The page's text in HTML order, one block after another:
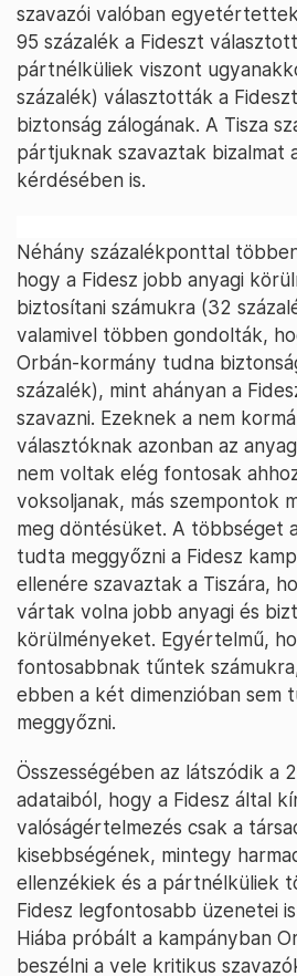
szavazói valóban
95 százalék a Fideszt
pártnélküliek viszont
százalék) választották a
biztonság zálogának. A Tisza
pártjuknak szavaztak bizalmat
kérdésében is.
Néhány százalékponttal
hogy a Fidesz jobb anyagi
biztosítani számukra (32
valamivel többen gondolták,
Orbán-kormány tudna
százalék), mint ahányan a
szavazni. Ezeknek a nem
választóknak azonban az
nem voltak elég fontosak
voksoljanak, más szempontok
meg döntésüket. A többséget
tudta meggyőzni a Fidesz
ellenére szavaztak a Tiszára,
vártak volna jobb anyagi és
körülményeket. Egyértelmű,
fontosabbnak tűntek
ebben a két dimenzióban sem
meggyőzni.
Összességében az látszódik a
adataiból, hogy a Fidesz által
valóságértelmezés csak a
kisebbségének, mintegy
ellenzékiek és a pártnélküliek
Fidesz legfontosabb üzenetei
Hiába próbált a kampányban
beszélni a vele kritikus